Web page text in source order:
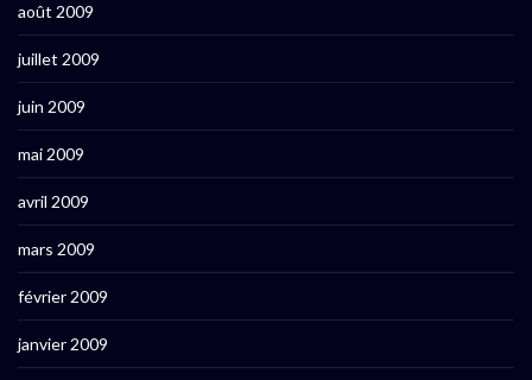
août 2009
juillet 2009
juin 2009
mai 2009
avril 2009
mars 2009
février 2009
janvier 2009